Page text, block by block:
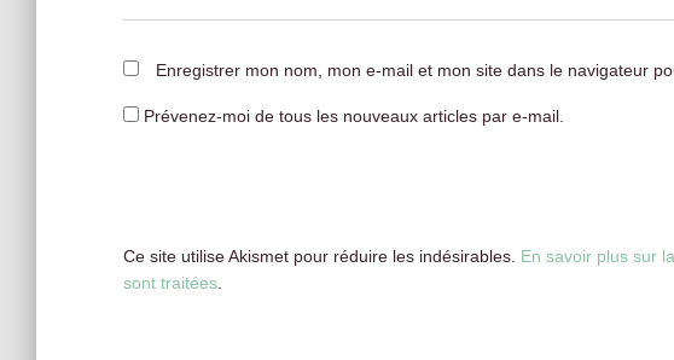
Enregistrer mon nom, mon e-mail et mon site dans le navigateur
Prévenez-moi de tous les nouveaux articles par e-mail.
Ce site utilise Akismet pour réduire les indésirables. En savoir plus sur
sont traitées